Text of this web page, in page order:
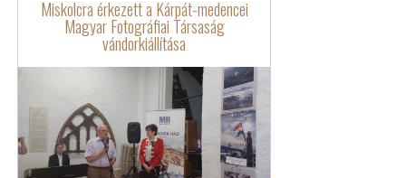
Miskolcra érkezett a Kárpát-medencei
Magyar Fotográfiai Társaság
vándorkiállítása